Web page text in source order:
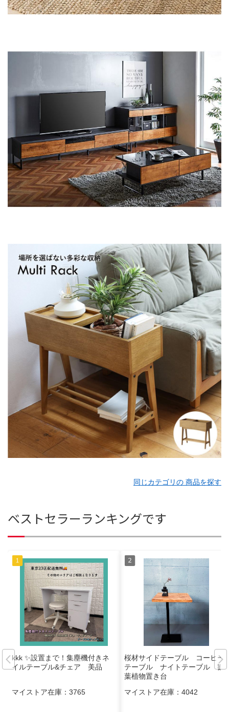
同じカテゴリの 商品を探す
ベストセラーランキングです
kkk ✨設置まで！集塵機付きネ
イルテーブル&チェア 美品
マイストア在庫： 3765
桜材サイドテーブル コーヒー
テーブル ナイトテーブル 観
葉植物置き台
マイストア在庫： 4042